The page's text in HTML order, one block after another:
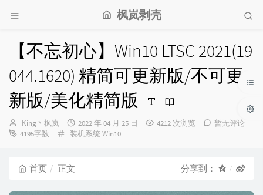
枫岚剥壳
【不忘初心】Win10 ​​​​LTSC 2021(19
044.1620) 精简可更新版/不可更
新版/美化精简版
博
主：
King丶枫岚
发
布
2022 年 04 月 25 日 4212 次浏览
暂无评论
4195字数
分
装机系统Win10
首页 正文 分享到：